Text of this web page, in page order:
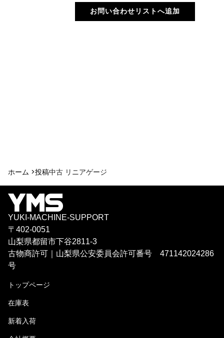
ホーム >投稿中古 リニアゲージ
YUKI-MACHINE-SUPPORT
〒402-0051
山梨県都留市下谷2811-3
古物商許可｜山梨県公安委員会許可番号 471142024286
号
トップページ
在庫表
新着入荷